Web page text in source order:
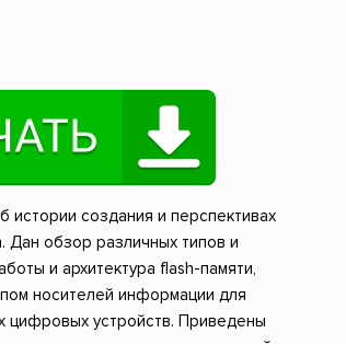
Юриспруденция
создания и перспективах
Дан обзор различных типов и
и архитектура flash-памяти,
носителей информации для
цифровых устройств. Приведены